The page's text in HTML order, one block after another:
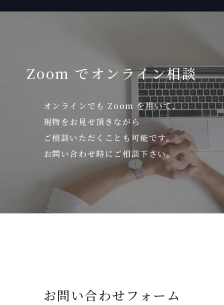
Zoom でオンライン相談
オンラインでも Zoom を用いて、
現物をお見せ頂きながら
ご相談いただくことも可能です。
お問い合わせ時にご相談下さい。
お問い合わせフォーム